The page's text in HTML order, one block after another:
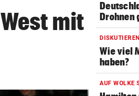
mit
Drohnen
Wie viel
haben?
AUF WOLKE